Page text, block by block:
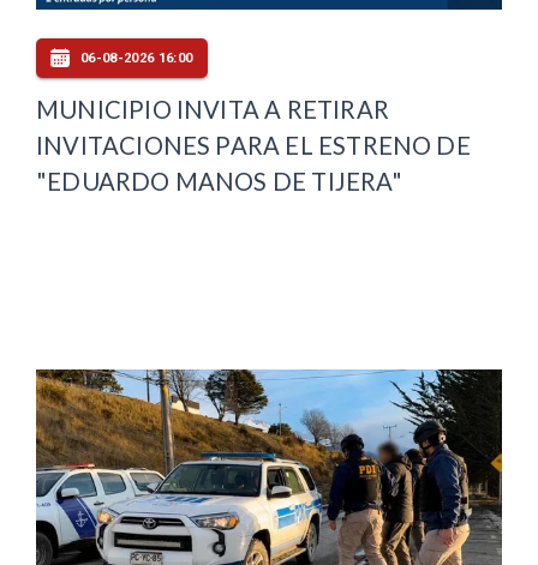
06-08-2026 16:00
MUNICIPIO INVITA A RETIRAR
INVITACIONES PARA EL ESTRENO DE
"EDUARDO MANOS DE TIJERA"